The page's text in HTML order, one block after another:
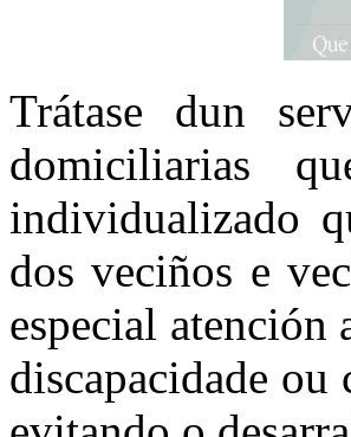
Trátase dun
domiciliarias
individualizado
dos veciños e
especial atención
discapacidade ou